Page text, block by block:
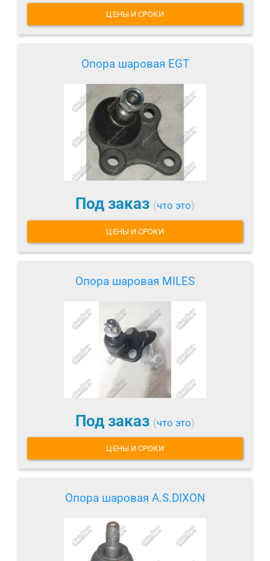
ЦЕНЫ И СРОКИ
Опора шаровая EGT
Под заказ (что это)
ЦЕНЫ И СРОКИ
Опора шаровая MILES
Под заказ (что это)
ЦЕНЫ И СРОКИ
Опора шаровая A.S.DIXON